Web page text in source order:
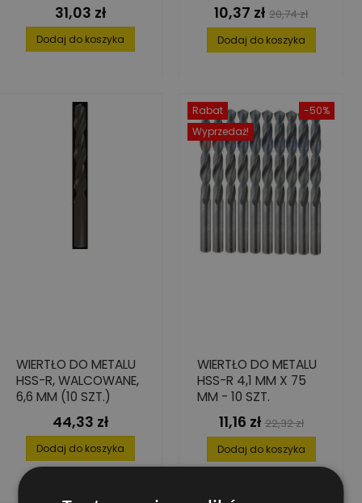
Cena
31,03 zł
Dodaj do koszyka
Cena
10,37 zł Cena
podstawowa
20,74 zł
Dodaj do koszyka
WIERTŁO DO METALU
HSS-R, WALCOWANE,
6,6 MM (10 SZT.)
Cena
44,33 zł
Dodaj do koszyka
-50%
Rabat
Wyprzedaż!
WIERTŁO DO METALU
HSS-R 4,1 MM X 75
MM - 10 SZT.
Cena
11,16 zł Cena
podstawowa
22,32 zł
Dodaj do koszyka